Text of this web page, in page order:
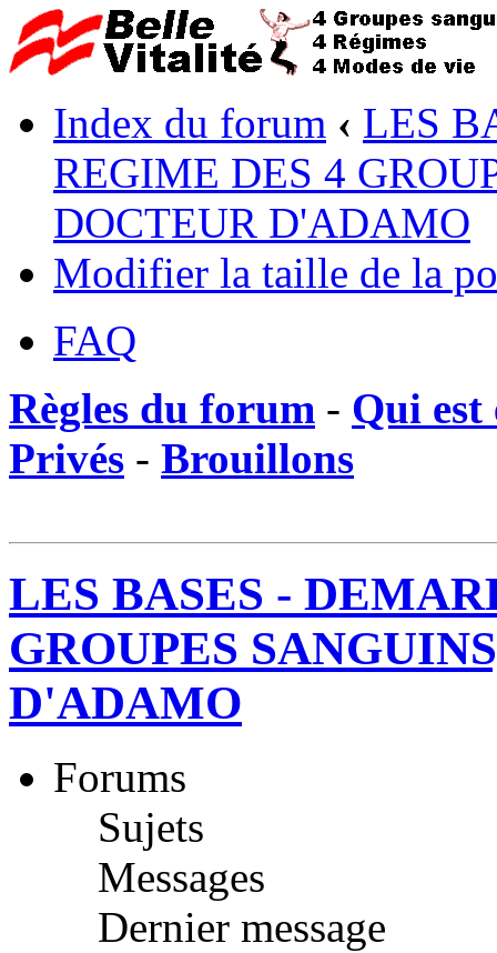
Index du forum ‹ LES
REGIME DES 4
DOCTEUR D'ADAMO
Modifier la taille de la
FAQ
Règles du forum - Qui est
Privés - Brouillons
LES BASES -
GROUPES
D'ADAMO
Forums
Sujets
Messages
Dernier message